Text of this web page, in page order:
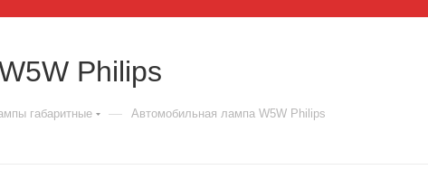
Philips
габаритные — Автомобильная лампа W5W Philips